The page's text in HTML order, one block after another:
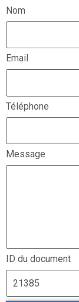
Nom
Email
Téléphone
Message
ID du document